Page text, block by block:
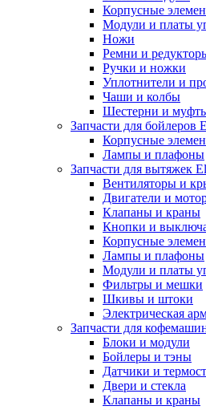
Корпусные
Модули и платы
Ножи
Ремни и
Ручки и ножки
Уплотнители и
Чаши и колбы
Шестерни и
Запчасти для бойлеров
Корпусные
Лампы и плафоны
Запчасти для вытяжек
Вентиляторы и
Двигатели и
Клапаны и краны
Кнопки и
Корпусные
Лампы и плафоны
Модули и платы
Фильтры и мешки
Шкивы и штоки
Электрическая
Запчасти для
Блоки и модули
Бойлеры и тэны
Датчики и
Двери и стекла
Клапаны и краны